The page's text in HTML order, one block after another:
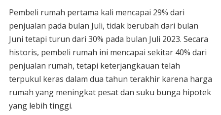
Pembeli rumah pertama kali mencapai 29% dari
penjualan pada bulan Juli, tidak berubah dari bulan
Juni tetapi turun dari 30% pada bulan Juli 2023. Secara
historis, pembeli rumah ini mencapai sekitar 40% dari
penjualan rumah, tetapi keterjangkauan telah
terpukul keras dalam dua tahun terakhir karena harga
rumah yang meningkat pesat dan suku bunga hipotek
yang lebih tinggi.